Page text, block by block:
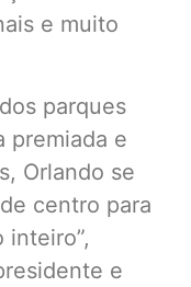
e muito
parques
premiada e
Orlando se
centro para
e